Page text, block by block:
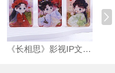
《长相思》影视IP文创亚克力流沙麻将